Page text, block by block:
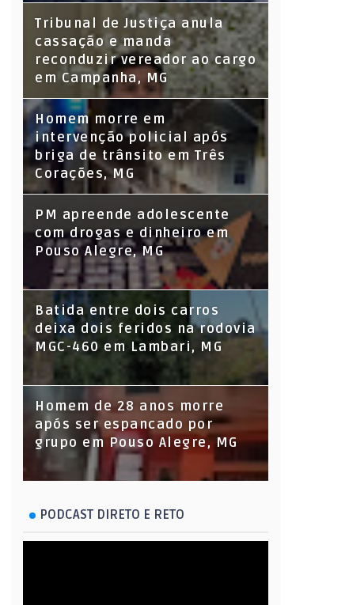
Tribunal de Justiça anula
cassação e manda
reconduzir vereador ao cargo
em Campanha, MG
Homem morre em
intervenção policial após
briga de trânsito em Três
Corações, MG
PM apreende adolescente
com drogas e dinheiro em
Pouso Alegre, MG
Batida entre dois carros
deixa dois feridos na rodovia
MGC-460 em Lambari, MG
Homem de 28 anos morre
após ser espancado por
grupo em Pouso Alegre, MG
PODCAST DIRETO E RETO